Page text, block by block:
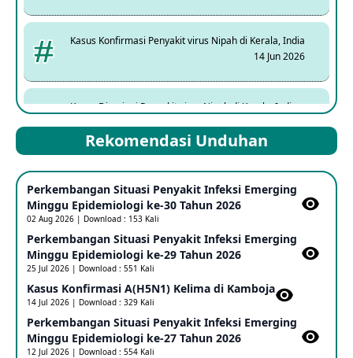
Kasus Konfirmasi Penyakit virus Nipah di Kerala, India
14 Jun 2026
Kasus Dicurigai Penyakit virus Nipah di Kerala, India
Mpox Clade 1b di Taiwan
25 May 2026
Update Informasi PHEIC Penyakit Ebola
23 May 2026
Penetapan Outbreak Penyakit Ebola di RD Kongo dan
Uganda Sebagai PHEIC
17 May 2026
Rekomendasi Unduhan
Perkembangan Situasi Penyakit Infeksi Emerging
Minggu Epidemiologi ke-30 Tahun 2026
02 Aug 2026 | Download : 153 Kali
Perkembangan Situasi Penyakit Infeksi Emerging
Minggu Epidemiologi ke-29 Tahun 2026
25 Jul 2026 | Download : 551 Kali
Kasus Konfirmasi A(H5N1) Kelima di Kamboja​
14 Jul 2026 | Download : 329 Kali
Perkembangan Situasi Penyakit Infeksi Emerging
Minggu Epidemiologi ke-27 Tahun 2026
12 Jul 2026 | Download : 554 Kali